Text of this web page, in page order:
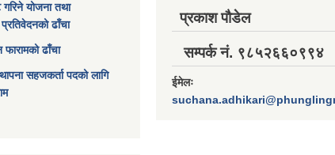
योजना तथा
ढाँचा
ढाँचा
सहजकर्ता पदको लागि
प्रकाश पौडेल
सम्पर्क नं. ९८५२६६०९९४
ईमेलः